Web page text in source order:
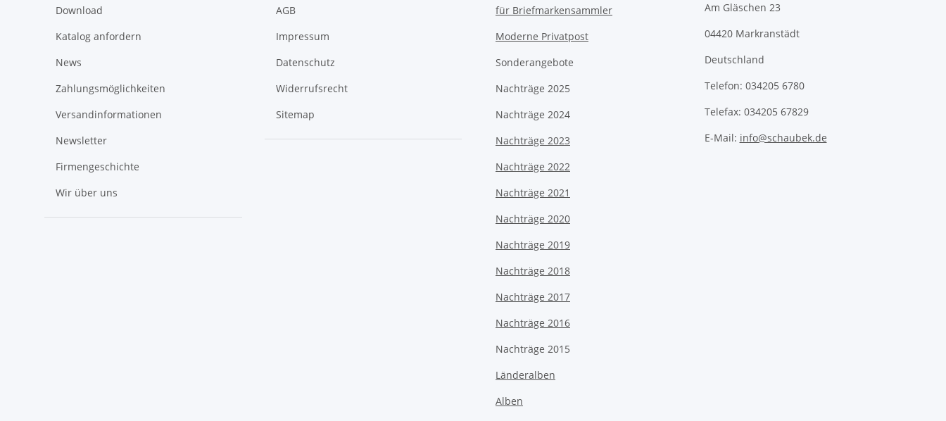
Download
Katalog anfordern
News
Zahlungsmöglichkeiten
Versandinformationen
Newsletter
Firmengeschichte
Wir über uns
AGB
Impressum
Datenschutz
Widerrufsrecht
Sitemap
für Briefmarkensammler
Moderne Privatpost
Sonderangebote
Nachträge 2025
Nachträge 2024
Nachträge 2023
Nachträge 2022
Nachträge 2021
Nachträge 2020
Nachträge 2019
Nachträge 2018
Nachträge 2017
Nachträge 2016
Nachträge 2015
Länderalben
Alben
Am Gläschen 23
04420 Markranstädt
Deutschland
Telefon: 034205 6780
Telefax: 034205 67829
E-Mail: info@schaubek.de